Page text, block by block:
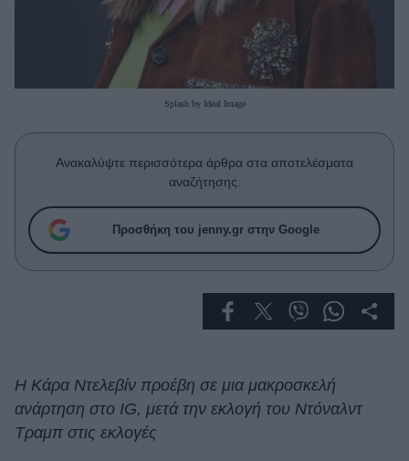
Συνεντεύξεις
True Stories
Ask the Guru
Ζώδια
Green
Αφιερώματα
Splash by Ideal Image
Ανακαλύψτε περισσότερα άρθρα στα αποτελέσματα
αναζήτησης.
Προσθήκη του jenny.gr στην Google
Η Κάρα Ντελεβίν προέβη σε μια μακροσκελή
ανάρτηση στο IG, μετά την εκλογή του Ντόναλντ
Τραμπ στις εκλογές